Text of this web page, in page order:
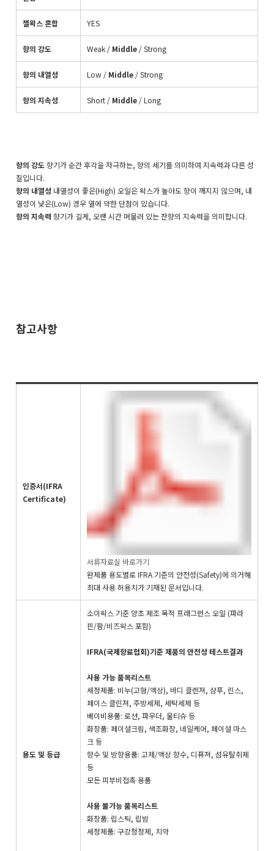
젤왁스 혼합 YES
향의 강도 Weak / Middle / Strong
향의 내열성 Low / Middle / Strong
향의 지속성 Short / Middle / Long
향의 강도향기가 순간 후각을 자극하는, 향의 세기를 의미하여 지속력과 다른 성
질입니다.
향의 내열성 내열성이 좋은(High) 오일은 왁스가 높아도 향이 깨지지 않으며, 내
열성이 낮은(Low) 경우 열에 약한 단점이 있습니다.
향의 지속력 향기가 길게, 오랜 시간 머물러 있는 잔향의 지속력을 의미합니다.
참고사항
인증서(IFRA
Certificate)
서류자료실 바로가기
완제품 용도별로 IFRA 기준의 안전성(Safety)에 의거해
최대 사용 허용치가 기재된 문서입니다.
용도 및 등급
소이왁스 기준 양초 제조 목적 프래그런스 오일 (파라
핀/팜/비즈왁스 포함)
IFRA(국제향료협회)기준 제품의 안전성 테스트결과
사용 가능 품목리스트
세정제품: 비누(고형/액상), 바디 클렌져, 샴푸, 린스,
페이스 클린져, 주방세제, 세탁세제 등
베이비용품: 로션, 파우더, 물티슈 등
화장품: 페이셜크림, 색조화장, 네일케어, 페이셜 마스
크 등
향수 및 방향용품: 고체/액상 향수, 디퓨져, 섬유탈취제
등
모든 피부비접촉 용품
사용 불가능 품목리스트
화장품: 립스틱, 립밤
세정제품: 구강청정제, 치약